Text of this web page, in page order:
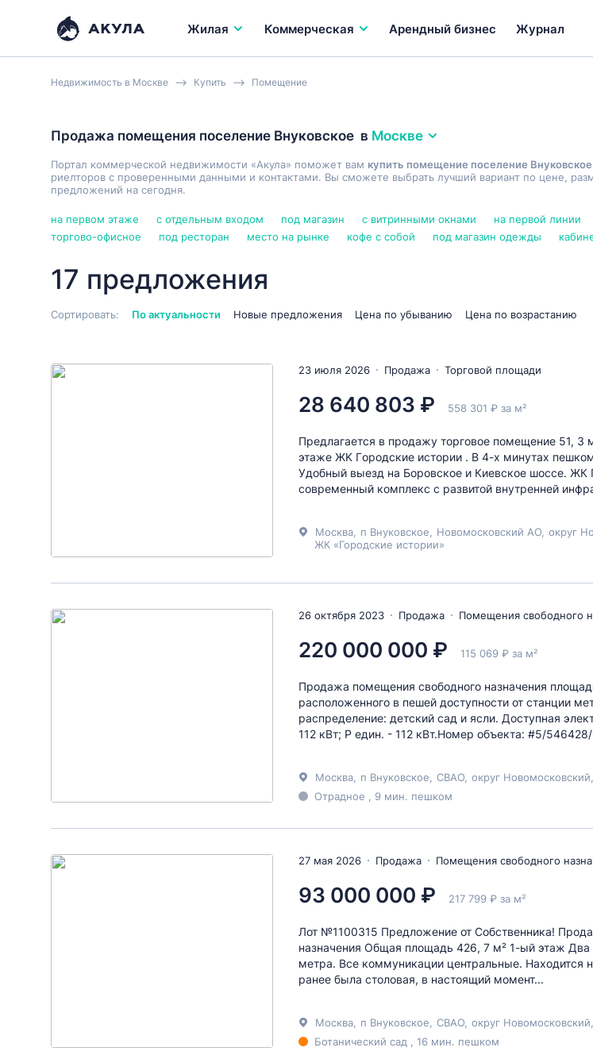
Жилая Коммерческая Арендный бизнес Журнал
Недвижимость в Москве Купить Помещение
Продажа помещения поселение Внуковское в Москве
Портал коммерческой недвижимости «Акула» поможет вам купить помещение поселение
риелторов с проверенными данными и контактами. Вы сможете выбрать лучший вариант по цене,
предложений на сегодня.
на первом этаже с отдельным входом под магазин с витринными окнами на первой линии
торгово-офисное
под ресторан место на рынке кофе с собой под магазин одежды
17 предложения
Сортировать: По актуальности Новые предложения Цена по убыванию Цена по возрастанию
23 июля 2026 Продажа Торговой площади
28 640 803 ₽ 558 301 ₽ за м²
Предлагается в продажу торговое помeщeние 51, 3
этаже ЖK Гopодские иcтoрии . В 4-х минутах
Удобный выезд на Боровское и Киевское шоссе. ЖК
современный комплекс с развитой внутренней
Москва п Внуковское Новомосковский АО округ
ЖК «Городские истории»
26 октября 2023 Продажа Помещения свободного
220 000 000 ₽ 115 069 ₽ за м²
Продажа помещения свободного назначения
расположенного в пешей доступности от станции
распределение: детский сад и ясли. Доступная
112 кВт; Р един. - 112 кВт.Номер объекта: #5/546428/
Москва п Внуковское СВАО округ Новомосковский
Отрадное , 9 мин. пешком
27 мая 2026 Продажа Помещения свободного
93 000 000 ₽ 217 799 ₽ за м²
Лот №1100315 Предложение от Собственника!
назначения Общая площадь 426, 7 м² 1-ый этаж Два
метра. Все коммуникации центральные. Находится
ранее была столовая, в настоящий момент...
Москва п Внуковское СВАО округ Новомосковский
Ботанический сад , 16 мин. пешком